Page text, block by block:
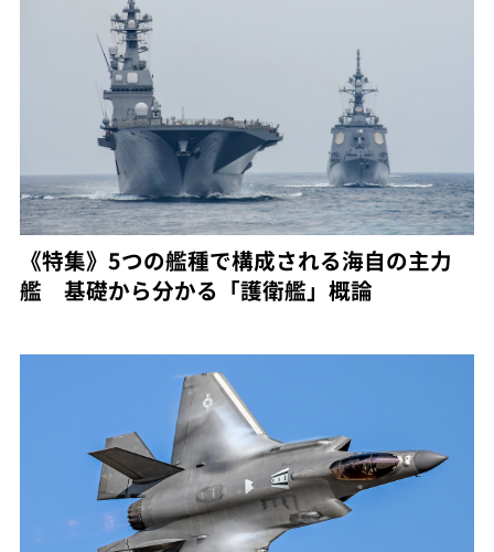
《特集》5つの艦種で構成される海自の主力
艦 基礎から分かる「護衛艦」概論